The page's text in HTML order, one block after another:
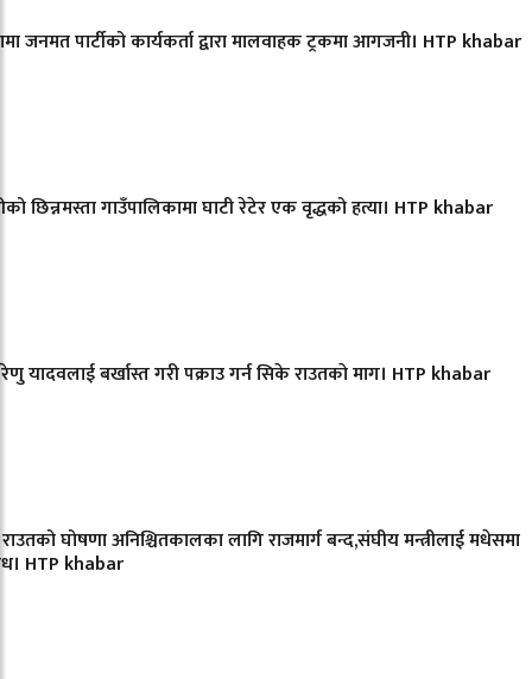
जनमत पार्टीको कार्यकर्ता द्वारा मालवाहक ट्रकमा आगजनी। HTP khabar
छिन्नमस्ता गाउँपालिकामा घाटी रेटेर एक वृद्धको हत्या। HTP khabar
रेणु यादवलाई बर्खास्त गरी पक्राउ गर्न सिके राउतकाे माग। HTP khabar
घोषणा अनिश्चितकालका लागि राजमार्ग बन्द,संघीय मन्त्रीलाई मधेसमा
HTP khabar